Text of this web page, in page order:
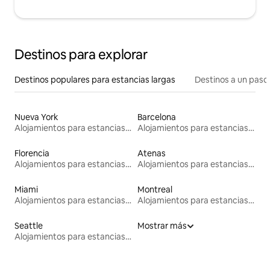
Destinos para explorar
Destinos populares para estancias largas Destinos a un
Nueva York
Alojamientos para estancias largas
Barcelona
Alojamientos para estancias largas
Florencia
Alojamientos para estancias largas
Atenas
Alojamientos para estancias largas
Miami
Alojamientos para estancias largas
Montreal
Alojamientos para estancias largas
Seattle
Alojamientos para estancias largas
Mostrar más